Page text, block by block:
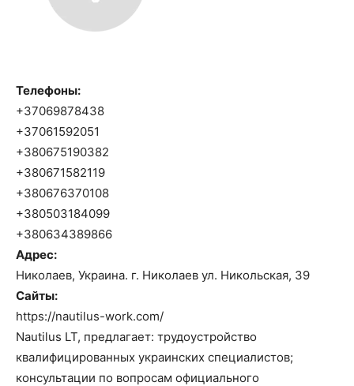
Телефоны:
+37069878438
+37061592051
+380675190382
+380671582119
+380676370108
+380503184099
+380634389866
Адрес:
Николаев, Украина. г. Николаев ул. Никольская, 39
Сайты:
https://nautilus-work.com/
Nautilus LT, предлагает: трудоустройство
квалифицированных украинских специалистов;
консультации по вопросам официального